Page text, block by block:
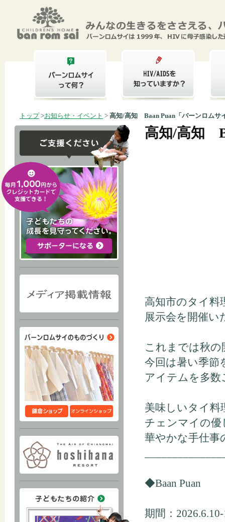
トップ>お知らせ・イベント > 高知/高知 Baan Puan「バーンロムサ
高知/高知
高知市のタイ料
展示会を開催い
これまでは秋
今回は暑い季節
アイテムを多
美味しいタイ料
チェンマイの
華やかな手仕事
◆Baan Puan
期間：